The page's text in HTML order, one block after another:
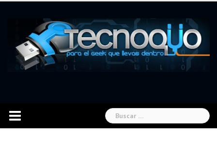
Skip
Buscar: